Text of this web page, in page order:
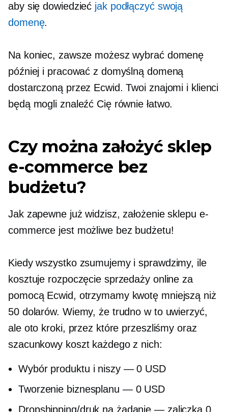
aby się dowiedzieć jak podłączyć swoją
domenę.
Na koniec, zawsze możesz wybrać domenę
później i pracować z domyślną domeną
dostarczoną przez Ecwid. Twoi znajomi i klienci
będą mogli znaleźć Cię równie łatwo.
Czy można założyć sklep
e-commerce bez
budżetu?
Jak zapewne już widzisz, założenie sklepu e-
commerce jest możliwe bez budżetu!
Kiedy wszystko zsumujemy i sprawdzimy, ile
kosztuje rozpoczęcie sprzedaży online za
pomocą Ecwid, otrzymamy kwotę mniejszą niż
50 dolarów. Wiemy, że trudno w to uwierzyć,
ale oto kroki, przez które przeszliśmy oraz
szacunkowy koszt każdego z nich:
Wybór produktu i niszy — 0 USD
Tworzenie biznesplanu — 0 USD
Dropshipping/druk na żądanie — zaliczka 0